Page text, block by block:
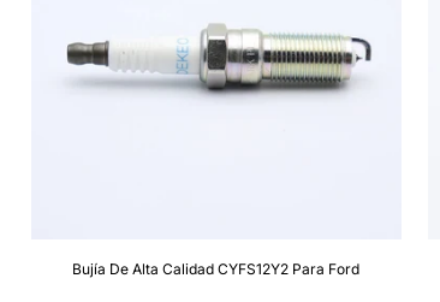
Bujía De Alta Calidad CYFS12Y2 Para Ford